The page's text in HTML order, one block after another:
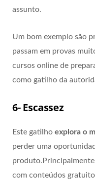
assunto.
Um bom exemplo são
passam em provas
cursos online de
como gatilho da
6- Escassez
Este gatilho explora o
perder uma
produto.Principalmente
com conteúdos